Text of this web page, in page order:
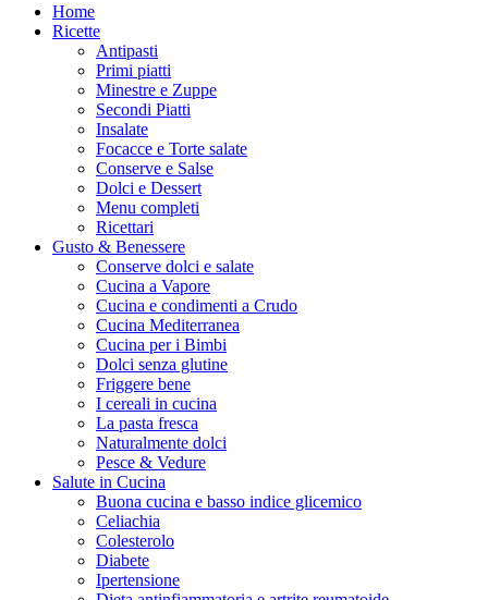
Home
Ricette
Antipasti
Primi piatti
Minestre e Zuppe
Secondi Piatti
Insalate
Focacce e Torte salate
Conserve e Salse
Dolci e Dessert
Menu completi
Ricettari
Gusto & Benessere
Conserve dolci e salate
Cucina a Vapore
Cucina e condimenti a Crudo
Cucina Mediterranea
Cucina per i Bimbi
Dolci senza glutine
Friggere bene
I cereali in cucina
La pasta fresca
Naturalmente dolci
Pesce & Vedure
Salute in Cucina
Buona cucina e basso indice glicemico
Celiachia
Colesterolo
Diabete
Ipertensione